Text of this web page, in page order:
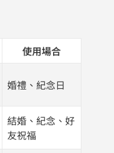
使用場合
婚禮、紀念日
結婚、紀念、好
友祝福